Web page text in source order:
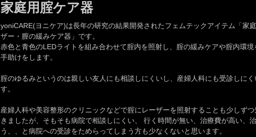
家庭用腟ケア器
yoniCARE(ヨニケア)は長年の研究の結果開発されたフェムテックアイテム「家
ザー・膣の緩みケア器」です。
赤色と青色のLEDライトを組み合わせて腟内を照射し、腟の緩みケアや腟内環境
手助けをします。
腟のゆるみというのは親しい友人にも相談しにくいし、産婦人科にも受診しに
す。
産婦人科や美容整形のクリニックなどで腟にレーザーを照射することも少しずつ
きましたが、そもそも病院で相談しにくい、 行く時間が無い、治療費が高い、
う、、と病院への受診をためらってしまう方も少なくないと思います。